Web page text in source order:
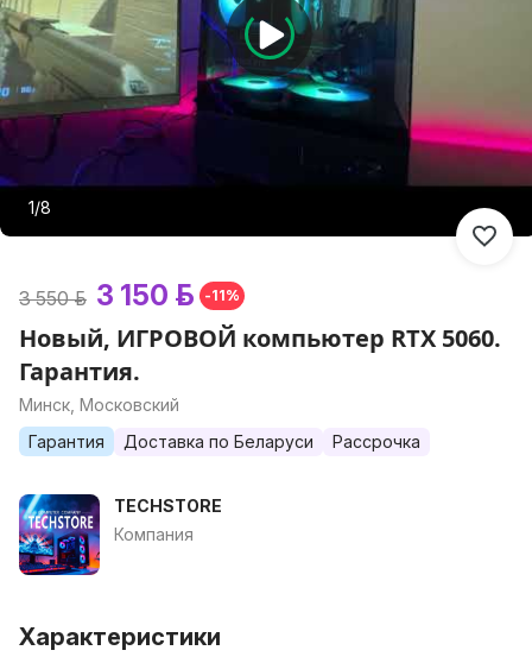
1/8
3 550 р. 3 150 р. -11%
Новый, ИГРОВОЙ компьютер RTX 5060.
Гарантия.
Минск, Московский
Гарантия
Доставка по Беларуси Рассрочка
TECHSTORE
Компания
Характеристики